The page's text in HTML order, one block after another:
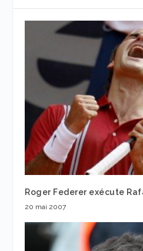
Roger Federer exécute
20 mai 2007